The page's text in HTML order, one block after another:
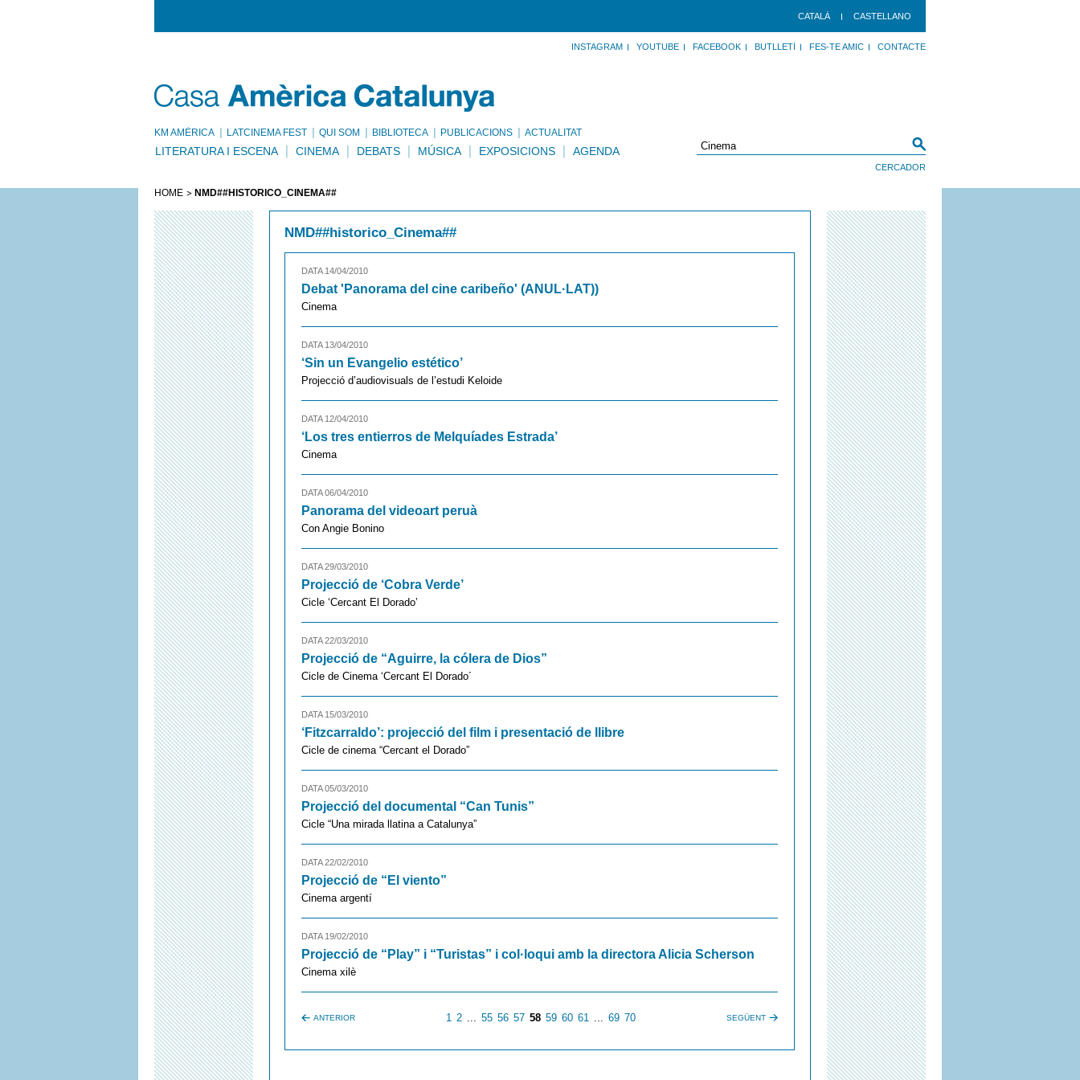
CATALÀ CASTELLANO
INSTAGRAM YOUTUBE FACEBOOK BUTLLETÍ FES-TE AMIC CONTACTE
KM AMÈRICA LATCINEMA FEST QUI SOM BIBLIOTECA PUBLICACIONS ACTUALITAT
LITERATURA I ESCENA CINEMA DEBATS MÚSICA EXPOSICIONS AGENDA
HOME NMD##HISTORICO_CINEMA##
NMD##historico_Cinema##
DATA 14/04/2010
Debat 'Panorama del cine caribeño' (ANUL·LAT))
Cinema
DATA 13/04/2010
‘Sin un Evangelio estético’
Projecció d’audiovisuals de l’estudi Keloide
DATA 12/04/2010
‘Los tres entierros de Melquíades Estrada’
Cinema
DATA 06/04/2010
Panorama del videoart peruà
Con Angie Bonino
DATA 29/03/2010
Projecció de ‘Cobra Verde’
Cicle ‘Cercant El Dorado’
DATA 22/03/2010
Projecció de “Aguirre, la cólera de Dios”
Cicle de Cinema ‘Cercant El Dorado´
DATA 15/03/2010
‘Fitzcarraldo’: projecció del film i presentació de llibre
Cicle de cinema “Cercant el Dorado”
DATA 05/03/2010
Projecció del documental “Can Tunis”
Cicle “Una mirada llatina a Catalunya”
DATA 22/02/2010
Projecció de “El viento”
Cinema argentí
DATA 19/02/2010
Projecció de “Play” i “Turistas” i col·loqui amb la directora Alicia Scherson
Cinema xilè
ANTERIOR SEGÜENT
1 2 ... 55 56 57 58 59 60 61 ... 69 70